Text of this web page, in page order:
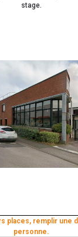
stage.
places, remplir une
personne.